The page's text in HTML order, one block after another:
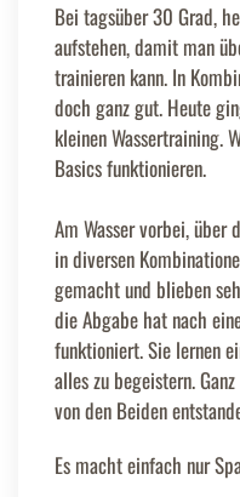
Bei tagsüber 30 Grad,
aufstehen, damit man
trainieren kann. In
doch ganz gut. Heute
kleinen Wassertraining.
Basics funktionieren.
Am Wasser vorbei, über
in diversen
gemacht und blieben
die Abgabe hat nach
funktioniert. Sie lernen
alles zu begeistern.
von den Beiden
Es macht einfach nur